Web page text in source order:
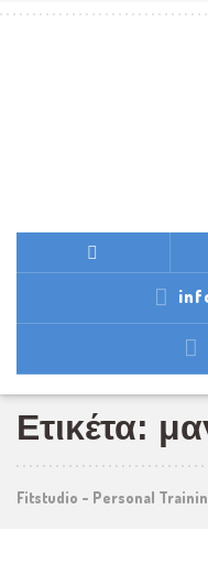
Ετικέτα:
Fitstudio - Personal